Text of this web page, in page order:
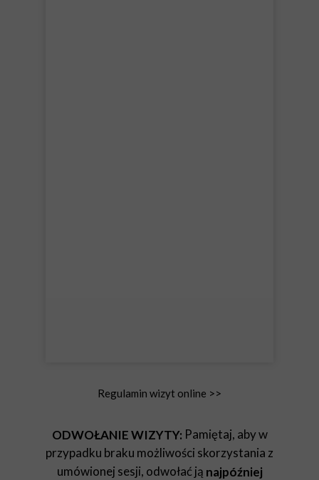
Regulamin wizyt online >>
ODWOŁANIE WIZYTY: Pamiętaj, aby w
przypadku braku możliwości skorzystania z
umówionej sesji, odwołać ją najpóźniej